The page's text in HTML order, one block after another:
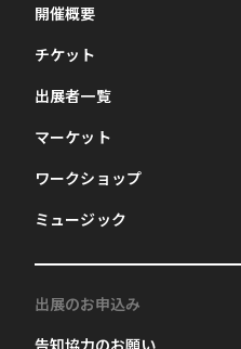
開催概要
チケット
出展者一覧
マーケット
ワークショップ
ミュージック
出展のお申込み
告知協力のお願い